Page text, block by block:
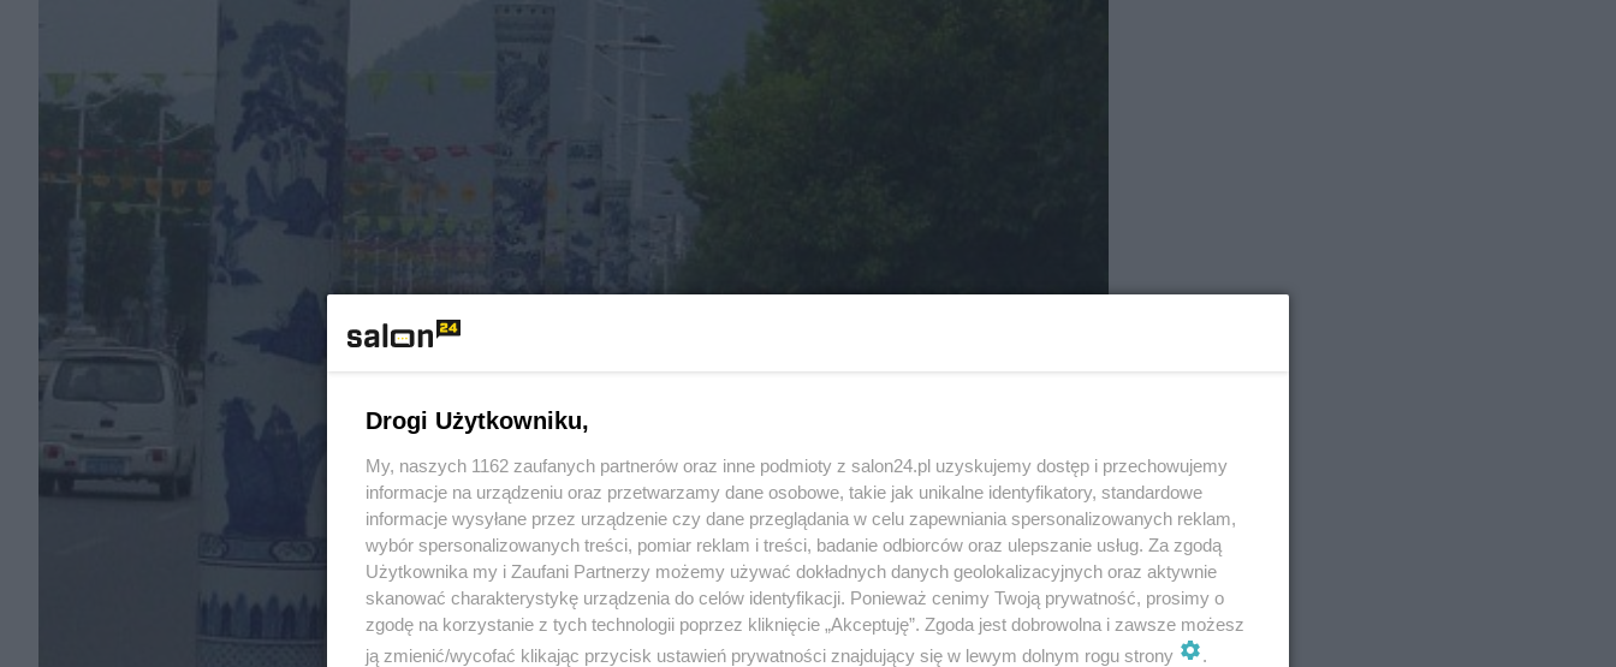
Drogi Użytkowniku,
My, naszych 1162 zaufanych partnerów oraz inne podmioty z salon24.pl uzyskujemy dostęp i przechowujemy
informacje na urządzeniu oraz przetwarzamy dane osobowe, takie jak unikalne identyfikatory, standardowe
informacje wysyłane przez urządzenie czy dane przeglądania w celu zapewniania spersonalizowanych reklam,
wybór spersonalizowanych treści, pomiar reklam i treści, badanie odbiorców oraz ulepszanie usług. Za zgodą
Użytkownika my i Zaufani Partnerzy możemy używać dokładnych danych geolokalizacyjnych oraz aktywnie
skanować charakterystykę urządzenia do celów identyfikacji. Ponieważ cenimy Twoją prywatność, prosimy o
zgodę na korzystanie z tych technologii poprzez kliknięcie „Akceptuję”. Zgoda jest dobrowolna i zawsze możesz
ją zmienić/wycofać klikając przycisk ustawień prywatności znajdujący się w lewym dolnym rogu strony
.